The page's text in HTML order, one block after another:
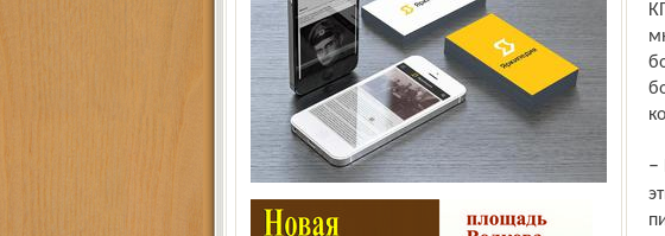
– Мы стараемся найти сведения о них, восстановить их историю, выясняем